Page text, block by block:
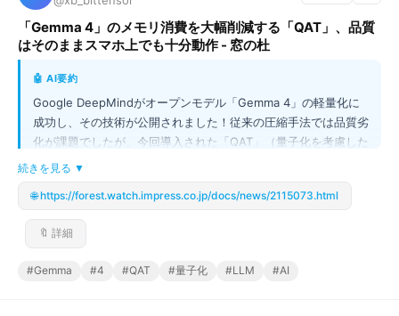
「Gemma 4」のメモリ消費を大幅削減する「QAT」、品質
はそのままスマホ上でも十分動作 - 窓の杜
🤖 AI要約
Google DeepMindがオープンモデル「Gemma 4」の軽量化に
成功し、その技術が公開されました！従来の圧縮手法では品質劣
化が課題でしたが、今回導入された「QAT」（量子化を考慮した
学習）は、トレーニングプロセスに量子化シミュレーションを組
み込むことで、精度を保ちながらメモリ消費を劇的に削減しま
す。これにより、E2Bから31Bまで全モデルが大幅に小型化さ
れ、高性能なAIをスマホなどのリソースが限られた環境でも快適
に動作させることが可能になりました。AIモデルの利用シーンが
続きを見る ▼
🌐 https://forest.watch.impress.co.jp/docs/news/2115073.html
🔖 詳細
#Gemma #4 #QAT #量子化 #LLM #AI